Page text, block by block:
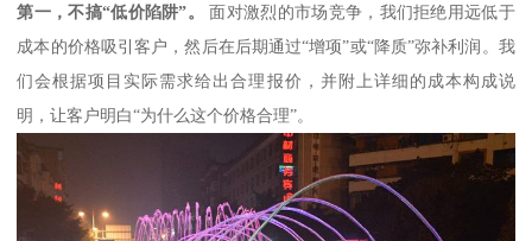
第一，不搞“低价陷阱”。
面对激烈的市场竞争，我们拒绝用远低于
成本的价格吸引客户，然后在后期通过“增项”或“降质”弥补利润。我
们会根据项目实际需求给出合理报价，并附上详细的成本构成说
明，让客户明白“为什么这个价格合理”。